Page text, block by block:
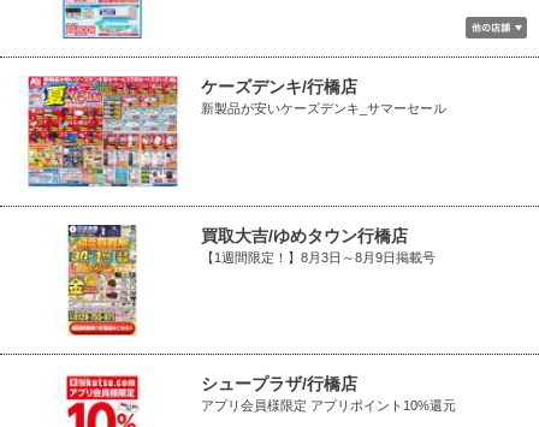
ケーズデンキ/行橋店
新製品が安いケーズデンキ_サマーセール
買取大吉/ゆめタウン行橋店
【1週間限定！】8月3日～8月9日掲載号
シュープラザ/行橋店
アプリ会員様限定 アプリポイント10%還元